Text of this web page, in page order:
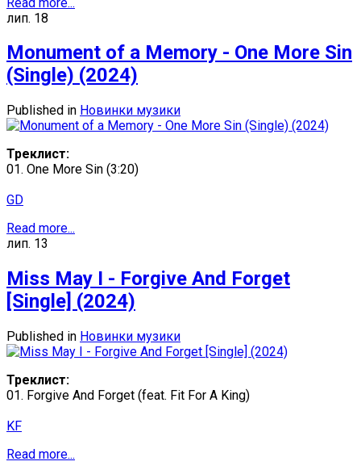
лип. 18
Monument of a Memory - One More Sin
(Single) (2024)
Published in Новинки музики
Треклист:
01. One More Sin (3:20)
GD
Read more...
лип. 13
Miss May I - Forgive And Forget
[Single] (2024)
Published in Новинки музики
Треклист:
01. Forgive And Forget (feat. Fit For A King)
KF
Read more...